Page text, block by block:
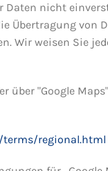
nicht
Übertragung von
Wir weisen Sie
über "Google
regional.html